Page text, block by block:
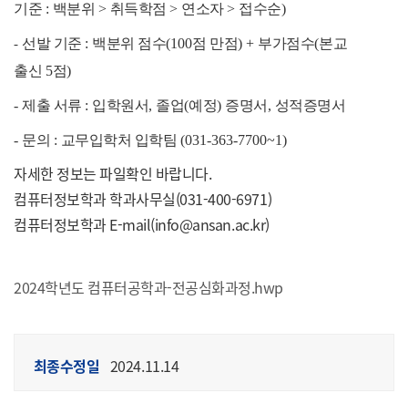
기준 : 백분위 > 취득학점> 연소자> 접수순)
- 선발 기준 : 백분위 점수(100점 만점) + 부가점수(본교
출신 5점)
- 제출 서류 : 입학원서, 졸업(예정) 증명서 , 성적증명서
- 문의 : 교무입학처 입학팀 (031-363-7700~1)
자세한 정보는 파일확인 바랍니다.
컴퓨터정보학과 학과사무실(031-400-6971)
컴퓨터정보학과E-mail(info@ansan.ac.kr)
2024학년도 컴퓨터공학과-전공심화과정.hwp
최종수정일 2024.11.14